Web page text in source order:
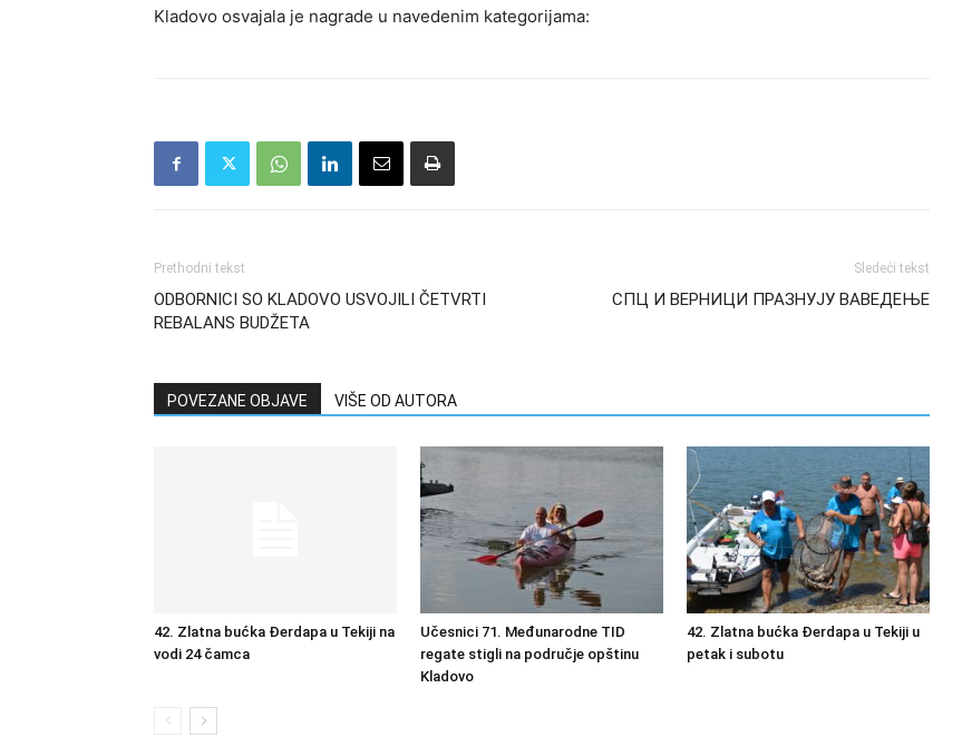
Kladovo osvajala je nagrade u navedenim kategorijama:
Prethodni tekst
ODBORNICI SO KLADOVO USVOJILI ČETVRTI
REBALANS BUDŽETA
Sledeći tekst
СПЦ И ВЕРНИЦИ ПРАЗНУЈУ ВАВЕДЕЊЕ
POVEZANE OBJAVE VIŠE OD AUTORA
42. Zlatna bućka Đerdapa u Tekiji na
vodi 24 čamca
Učesnici 71. Međunarodne TID
regate stigli na područje opštinu
Kladovo
42. Zlatna bućka Đerdapa u Tekiji u
petak i subotu